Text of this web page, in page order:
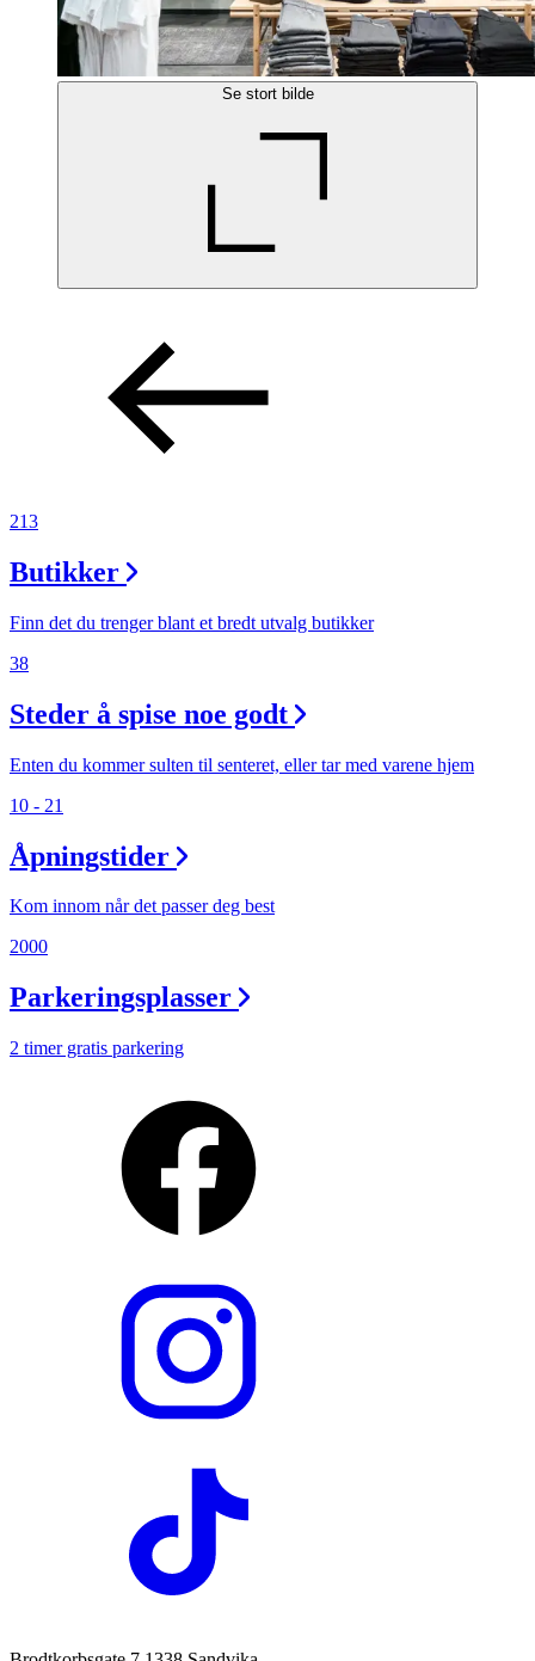
Se stort bilde
213
Butikker
Finn det du trenger blant et bredt utvalg butikker
38
Steder å spise noe godt
Enten du kommer sulten til senteret, eller tar med varene hjem
10 - 21
Åpningstider
Kom innom når det passer deg best
2000
Parkeringsplasser
2 timer gratis parkering